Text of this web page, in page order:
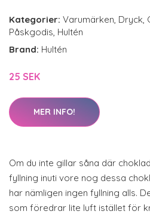
Kategorier: Varumärken, Dryck,
Påskgodis, Hultén
Brand: Hultén
25 SEK
MER INFO!
Om du inte gillar såna där
fyllning inuti vore nog dessa
har nämligen ingen fyllning alls.
som föredrar lite luft istället för